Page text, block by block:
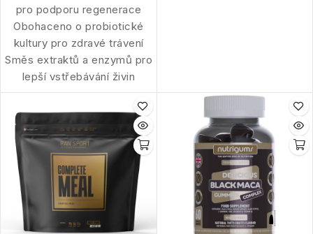
pro podporu regenerace
Obohaceno o probiotické
kultury pro zdravé trávení
Směs extraktů a enzymů pro
lepší vstřebávání živin